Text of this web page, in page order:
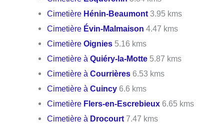
Cimetière Hénin-Beaumont 3.95 kms
Cimetière Évin-Malmaison 4.47 kms
CimetièreOignies 5.16 kms
Cimetière àQuiéry-la-Motte 5.87 kms
Cimetière àCourrières 6.53 kms
Cimetière àCuincy 6.6 kms
Cimetière Flers-en-Escrebieux 6.65 kms
Cimetière à Drocourt 7.47 kms